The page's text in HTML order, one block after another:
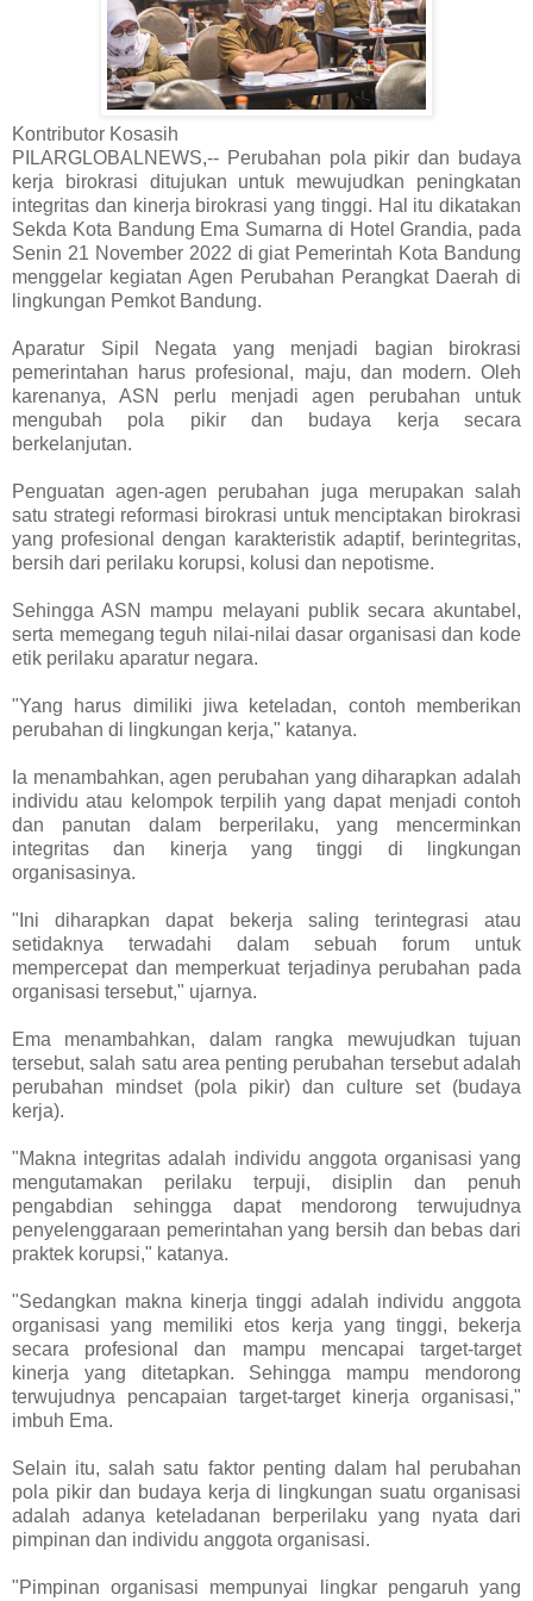
Kontributor Kosasih
PILARGLOBALNEWS,-- Perubahan pola pikir dan budaya
kerja birokrasi ditujukan untuk mewujudkan peningkatan
integritas dan kinerja birokrasi yang tinggi. Hal itu dikatakan
Sekda Kota Bandung Ema Sumarna di Hotel Grandia, pada
Senin 21 November 2022 di giat Pemerintah Kota Bandung
menggelar kegiatan Agen Perubahan Perangkat Daerah di
lingkungan Pemkot Bandung.
Aparatur Sipil Negata yang menjadi bagian birokrasi
pemerintahan harus profesional, maju, dan modern. Oleh
karenanya, ASN perlu menjadi agen perubahan untuk
mengubah pola pikir dan budaya kerja secara
berkelanjutan.
Penguatan agen-agen perubahan juga merupakan salah
satu strategi reformasi birokrasi untuk menciptakan birokrasi
yang profesional dengan karakteristik adaptif, berintegritas,
bersih dari perilaku korupsi, kolusi dan nepotisme.
Sehingga ASN mampu melayani publik secara akuntabel,
serta memegang teguh nilai-nilai dasar organisasi dan kode
etik perilaku aparatur negara.
"Yang harus dimiliki jiwa keteladan, contoh memberikan
perubahan di lingkungan kerja," katanya.
Ia menambahkan, agen perubahan yang diharapkan adalah
individu atau kelompok terpilih yang dapat menjadi contoh
dan panutan dalam berperilaku, yang mencerminkan
integritas dan kinerja yang tinggi di lingkungan
organisasinya.
"Ini diharapkan dapat bekerja saling terintegrasi atau
setidaknya terwadahi dalam sebuah forum untuk
mempercepat dan memperkuat terjadinya perubahan pada
organisasi tersebut," ujarnya.
Ema menambahkan, dalam rangka mewujudkan tujuan
tersebut, salah satu area penting perubahan tersebut adalah
perubahan mindset (pola pikir) dan culture set (budaya
kerja).
"Makna integritas adalah individu anggota organisasi yang
mengutamakan perilaku terpuji, disiplin dan penuh
pengabdian sehingga dapat mendorong terwujudnya
penyelenggaraan pemerintahan yang bersih dan bebas dari
praktek korupsi," katanya.
"Sedangkan makna kinerja tinggi adalah individu anggota
organisasi yang memiliki etos kerja yang tinggi, bekerja
secara profesional dan mampu mencapai target-target
kinerja yang ditetapkan. Sehingga mampu mendorong
terwujudnya pencapaian target-target kinerja organisasi,"
imbuh Ema.
Selain itu, salah satu faktor penting dalam hal perubahan
pola pikir dan budaya kerja di lingkungan suatu organisasi
adalah adanya keteladanan berperilaku yang nyata dari
pimpinan dan individu anggota organisasi.
"Pimpinan organisasi mempunyai lingkar pengaruh yang